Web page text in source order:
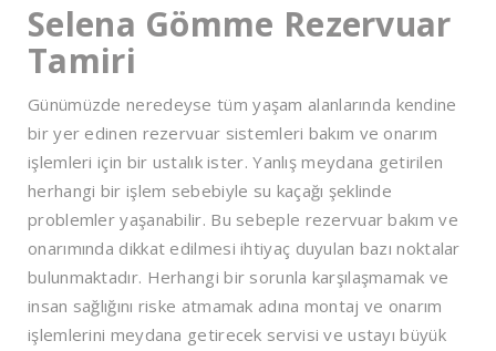
Selena Gömme Rezervuar
Tamiri
Günümüzde neredeyse tüm yaşam alanlarında kendine
bir yer edinen rezervuar sistemleri bakım ve onarım
işlemleri için bir ustalık ister. Yanlış meydana getirilen
herhangi bir işlem sebebiyle su kaçağı şeklinde
problemler yaşanabilir. Bu sebeple rezervuar bakım ve
onarımında dikkat edilmesi ihtiyaç duyulan bazı noktalar
bulunmaktadır. Herhangi bir sorunla karşılaşmamak ve
insan sağlığını riske atmamak adına montaj ve onarım
işlemlerini meydana getirecek servisi ve ustayı büyük